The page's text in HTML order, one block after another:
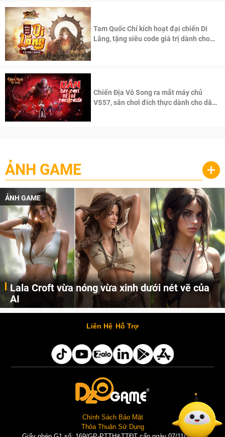
Tam Quốc Chí kích hoạt đại chiến Di
Lăng, tặng siêu code giá trị dành cho
Chiến Địa Vô Song ra mắt máy chủ
VS57, sân chơi đích thực dành cho dân
ẢNH GAME +
ẢNH GAME
Lala Croft vừa nóng vừa xinh dưới nét vẽ của
AI
Cùng đến với những hình ảnh Lala Croft của Tomb Raider dưới nét vẽ của AI. Một cô nàng xinh đẹp, nóng bỏng nhưng cũng rắn rỏi và mạnh mẽ.
Liên Hệ Hỗ Trợ
Chính Sách Bảo Mật
Thỏa Thuận Sử Dụng